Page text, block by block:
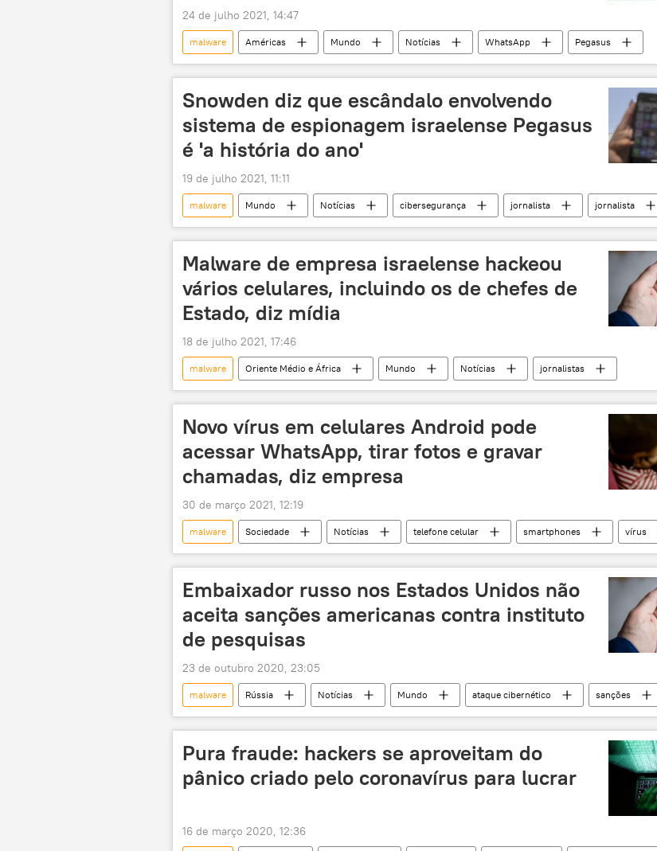
24 de julho 2021, 14:47
malware Américas Mundo Notícias WhatsApp
Pegasus
spyware
hackers
Snowden diz que escândalo envolvendo
sistema de espionagem israelense Pegasus
é 'a história do ano'
19 de julho 2021, 11:11
malware Mundo Notícias cibersegurança jornalista
jornalista
jornalistas
Israel Grupo NSO Notícias do Brasil
Malware de empresa israelense hackeou
vários celulares, incluindo os de chefes de
Estado, diz mídia
18 de julho 2021, 17:46
malware Oriente Médio e África Mundo Notícias
jornalistas
cibersegurança
Israel
Novo vírus em celulares Android pode
acessar WhatsApp, tirar fotos e gravar
chamadas, diz empresa
30 de março 2021, 12:19
malware Sociedade Notícias telefone celular smartphones
vírus
spyware
Embaixador russo nos Estados Unidos não
aceita sanções americanas contra instituto
de pesquisas
23 de outubro 2020, 23:05
malware Rússia Notícias Mundo ataque cibernético
sanções
Washington, DC
EUA
Pura fraude: hackers se aproveitam do
pânico criado pelo coronavírus para lucrar
16 de março 2020, 12:36